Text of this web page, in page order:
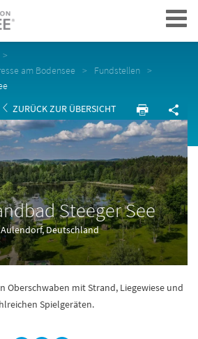
Navigation
am Bodensee
Fundstellen
ZURÜCK ZUR ÜBERSICHT
Steeger See
Aulendorf, Deutschland
Oberschwaben mit Strand, Liegewiese und
Spielgeräten.